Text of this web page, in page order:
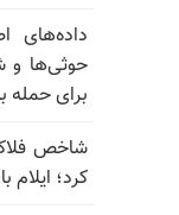
داده‌های
حوثی‌ها و
برای حمله
کرد؛ ایلام با ۱۲۰.۶ درصد در صدر